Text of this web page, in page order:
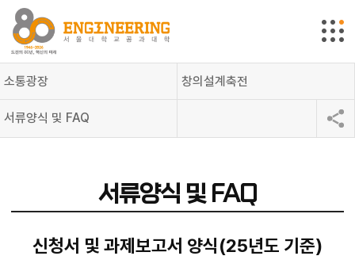
소통광장 창의설계축전
서류양식 및 FAQ
서류양식 및 FAQ
신청서 및 과제보고서 양식(25년도 기준)